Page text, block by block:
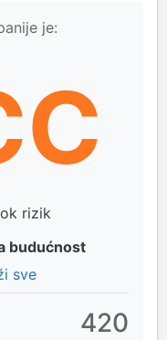
je:
rizik
budućnost
sve
420